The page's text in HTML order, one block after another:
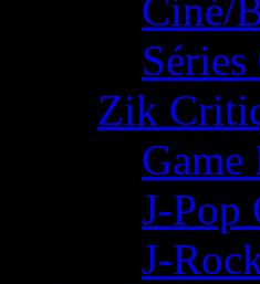
Ciné/
Zik
J-Pop
J-